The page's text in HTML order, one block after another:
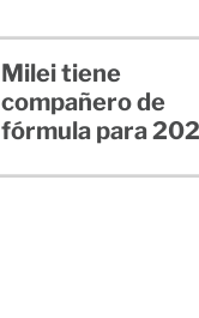
Milei tiene
compañero de
fórmula para